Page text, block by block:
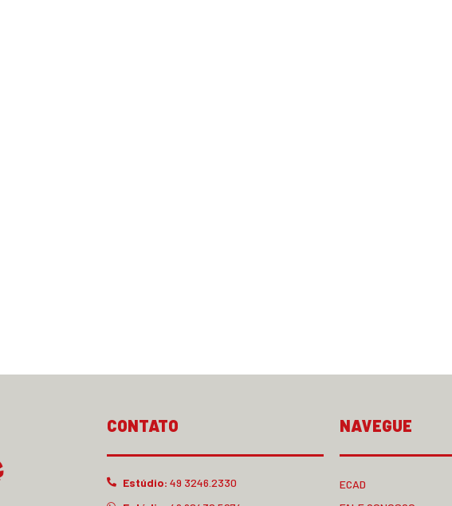
CONTATO
Estúdio: 49 3246.2330
NAVEGUE
ECAD